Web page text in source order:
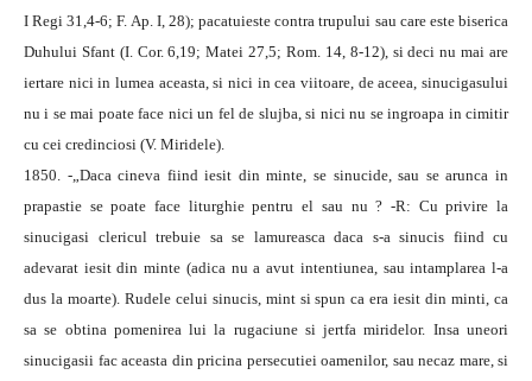
I Regi 31,4-6; F. Ap. I, 28); pacatuieste contra trupului sau care este biserica
Duhului Sfant (I. Cor. 6,19; Matei 27,5; Rom. 14, 8-12), si deci nu mai are
iertare nici in lumea aceasta, si nici in cea viitoare, de aceea, sinucigasului
nu i se mai poate face nici un fel de slujba, si nici nu se ingroapa in cimitir
cu cei credinciosi (V. Miridele).
1850. -„Daca cineva fiind iesit din minte, se sinucide, sau se arunca in
prapastie se poate face liturghie pentru el sau nu ? -R: Cu privire la
sinucigasi clericul trebuie sa se lamureasca daca s-a sinucis fiind cu
adevarat iesit din minte (adica nu a avut intentiunea, sau intamplarea l-a
dus la moarte). Rudele celui sinucis, mint si spun ca era iesit din minti, ca
sa se obtina pomenirea lui la rugaciune si jertfa miridelor. Insa uneori
sinucigasii fac aceasta din pricina persecutiei oamenilor, sau necaz mare, si